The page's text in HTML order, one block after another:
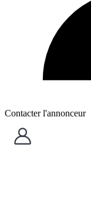
Contacter l'annonceur